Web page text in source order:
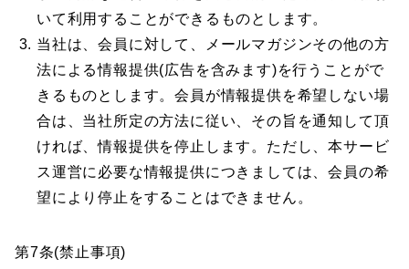
いて利用することができるものとします。
当社は、会員に対して、メールマガジンその他の方
法による情報提供(広告を含みます)を行うことがで
きるものとします。会員が情報提供を希望しない場
合は、当社所定の方法に従い、その旨を通知して頂
ければ、情報提供を停止します。ただし、本サービ
ス運営に必要な情報提供につきましては、会員の希
望により停止をすることはできません。
第7条(禁止事項)